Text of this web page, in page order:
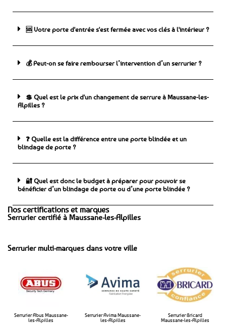
🆘 ️Votre porte d'entrée s'est fermée avec vos clés à l'intérieur ?
💰 Peut-on se faire rembourser l’intervention d’un serrurier ?
💲 Quel est le prix d'un changement de serrure à Maussane-les-
Alpilles ?
❓ Quelle est la différence entre une porte blindée et un
blindage de porte ?
🔐 Quel est donc le budget à préparer pour pouvoir se
bénéficier d’un blindage de porte ou d’une porte blindée ?
Nos certifications et marques
Serrurier certifié à Maussane-les-Alpilles
Serrurier multi-marques dans votre ville
Serrurier Abus Maussane-
les-Alpilles
Serrurier Avima Maussane-
les-Alpilles​
Serrurier Bricard
Maussane-les-Alpilles​